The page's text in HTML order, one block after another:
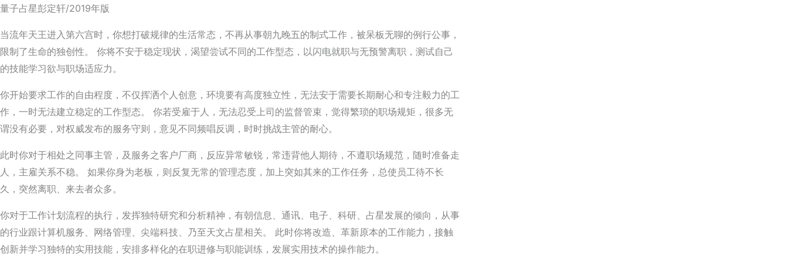
量子占星彭定轩/2019年版
当流年天王进入第六宫时，你想打破规律的生活常态，不再从事朝九晚五的制式工作，被呆板无聊的例行公事，
限制了生命的独创性。 你将不安于稳定现状，渴望尝试不同的工作型态，以闪电就职与无预警离职，测试自己
的技能学习欲与职场适应力。
你开始要求工作的自由程度，不仅挥洒个人创意，环境要有高度独立性，无法安于需要长期耐心和专注毅力的工
作，一时无法建立稳定的工作型态。 你若受雇于人，无法忍受上司的监督管束，觉得繁琐的职场规矩，很多无
谓没有必要，对权威发布的服务守则，意见不同频唱反调，时时挑战主管的耐心。
此时你对于相处之同事主管，及服务之客户厂商，反应异常敏锐，常违背他人期待，不遵职场规范，随时准备走
人，主雇关系不稳。 如果你身为老板，则反复无常的管理态度，加上突如其来的工作任务，总使员工待不长
久，突然离职、来去者众多。
你对于工作计划流程的执行，发挥独特研究和分析精神，有朝信息、通讯、电子、科研、占星发展的倾向，从事
的行业跟计算机服务、网络管理、尖端科技、乃至天文占星相关。 此时你将改造、革新原本的工作能力，接触
创新并学习独特的实用技能，安排多样化的在职进修与职能训练，发展实用技术的操作能力。